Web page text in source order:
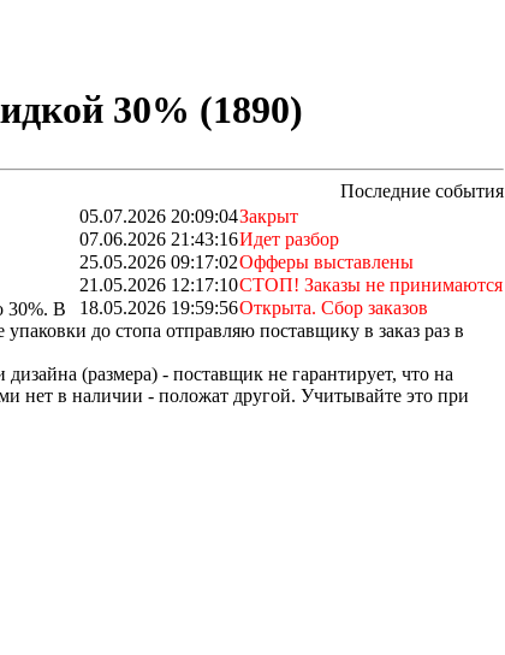
30% (1890)
Последние события
05.07.2026 20:09:04Закрыт
07.06.2026 21:43:16Идет разбор
25.05.2026 09:17:02Офферы выставлены
21.05.2026 12:17:10СТОП! Заказы не принимаются
18.05.2026 19:59:56Открыта. Сбор заказов
30%. В
до стопа отправляю поставщику в заказ раз в
(размера) - поставщик не гарантирует, что на
нет в наличии - положат другой. Учитывайте это при